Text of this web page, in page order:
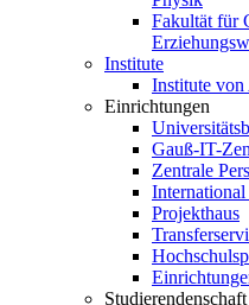
Fakultät für
Institute
Institute
Einrichtungen
Gauß-IT-
Zentrale
Projekthaus
Studierendenschaft